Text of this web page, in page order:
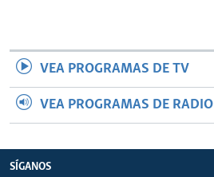
VEA PROGRAMAS DE TV
VEA PROGRAMAS DE RADIO
SÍGANOS